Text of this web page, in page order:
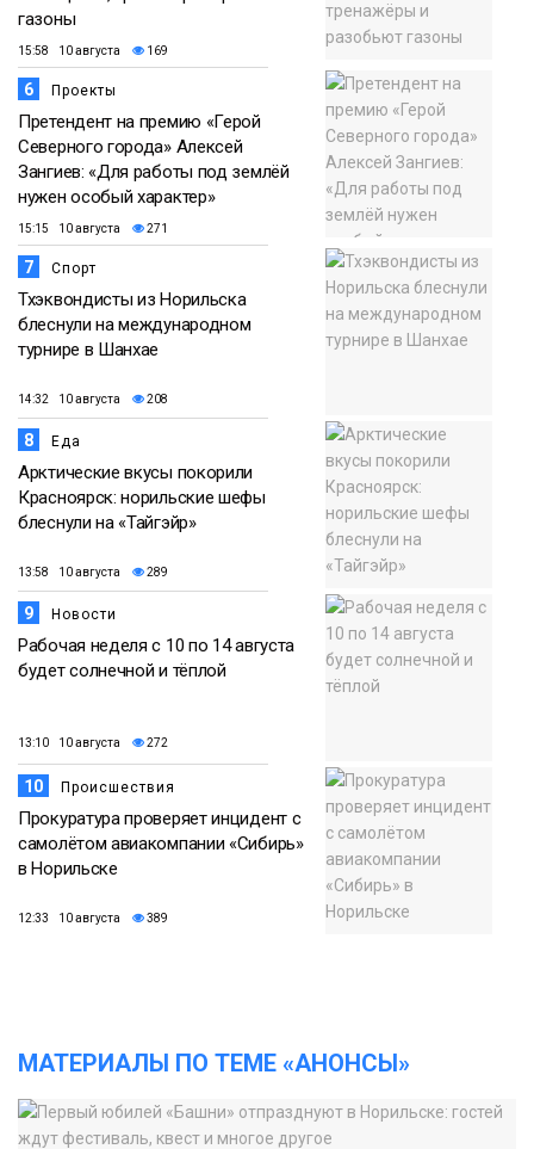
газоны
15:58 10 августа 169
6 Проекты
Претендент на премию «Герой
Северного города» Алексей
Зангиев: «Для работы под землёй
нужен особый характер»
15:15 10 августа 271
7 Спорт
Тхэквондисты из Норильска
блеснули на международном
турнире в Шанхае
14:32 10 августа 208
8 Еда
Арктические вкусы покорили
Красноярск: норильские шефы
блеснули на «Тайгэйр»
13:58 10 августа 289
9 Новости
Рабочая неделя с 10 по 14 августа
будет солнечной и тёплой
13:10 10 августа 272
10 Происшествия
Прокуратура проверяет инцидент с
самолётом авиакомпании «Сибирь»
в Норильске
12:33 10 августа 389
МАТЕРИАЛЫ ПО ТЕМЕ «АНОНСЫ»